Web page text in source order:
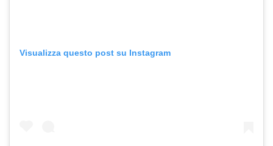
Visualizza questo post su Instagram